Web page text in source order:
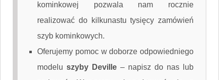
kominkowej pozwala nam rocznie
realizować do kilkunastu tysięcy zamówień
szyb kominkowych.
Oferujemy pomoc w doborze odpowiedniego
modelu szyby Deville – napisz do nas lub